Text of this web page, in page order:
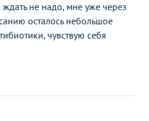
ждать не надо, мне уже через
осталось небольшое
чувствую себя